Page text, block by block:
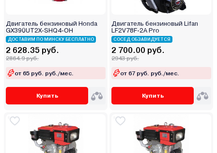
Двигатель бензиновый Honda
GX390UT2Х-SHQ4-OH
ДОСТАВИМ ПО МИНСКУ БЕСПЛАТНО
2 628.35 руб.
2864.9 руб.
от 65 руб. руб./мес.
Купить
Двигатель бензиновый Lifan
LF2V78F-2А Pro
СОСЕД ОБЗАВИДУЕТСЯ
2 700.00 руб.
2943 руб.
от 67 руб. руб./мес.
Купить